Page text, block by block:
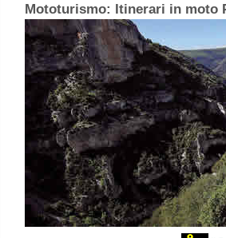
Mototurismo: Itinerari in moto